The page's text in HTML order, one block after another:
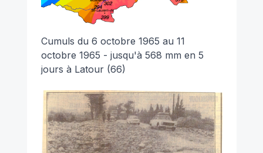
Cumuls du 6 octobre 1965 au 11
octobre 1965 - jusqu'à 568 mm en 5
jours à Latour (66)